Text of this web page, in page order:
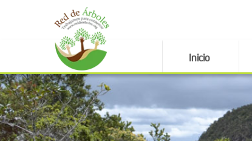
Inicio